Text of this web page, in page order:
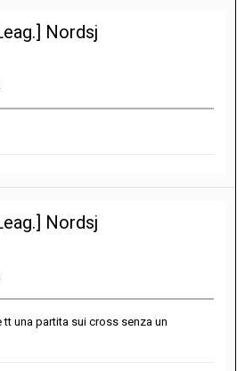
Nordsj
Nordsj
una partita sui cross senza un